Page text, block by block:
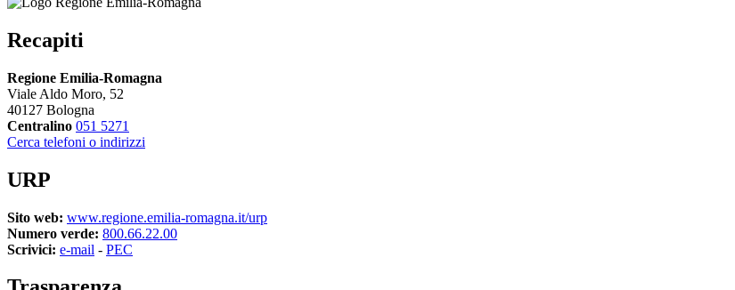
Recapiti
Regione Emilia-Romagna
Viale Aldo Moro, 52
40127 Bologna
Centralino 051 5271
Cerca telefoni o indirizzi
URP
Sito web: www.regione.emilia-romagna.it/urp
Numero verde: 800.66.22.00
Scrivici: e-mail - PEC